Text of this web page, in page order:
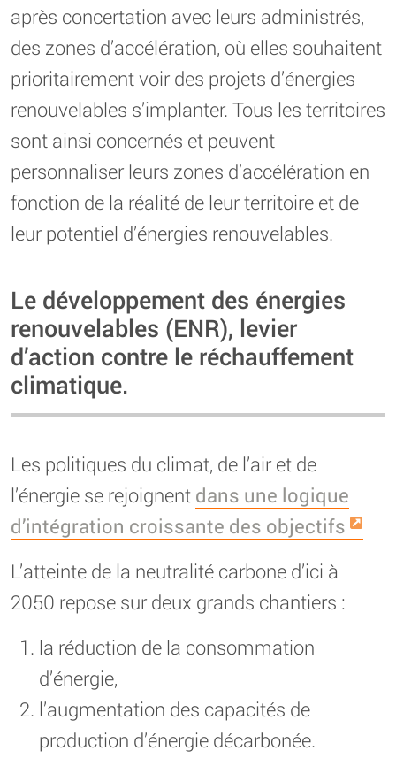
après concertation avec leurs administrés,
des zones d’accélération, où elles souhaitent
prioritairement voir des projets d’énergies
renouvelables s’implanter. Tous les territoires
sont ainsi concernés et peuvent
personnaliser leurs zones d’accélération en
fonction de la réalité de leur territoire et de
leur potentiel d’énergies renouvelables.
Le développement des énergies
renouvelables (ENR), levier
d’action contre le réchauffement
climatique.
Les politiques du climat, de l’air et de
l’énergie se rejoignent dans une logique
d’intégration croissante des objectifs
L’atteinte de la neutralité carbone d’ici à
2050 repose sur deux grands chantiers :
la réduction de la consommation
d’énergie,
l’augmentation des capacités de
production d’énergie décarbonée.